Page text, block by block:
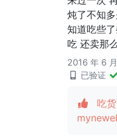
炖了不知
知道吃些
吃 还卖那
2016 年 6
已验证
吃货